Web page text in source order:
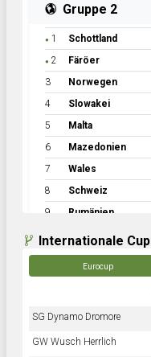
Gruppe 2
● 1 Schottland
● 2 Färöer
3 Norwegen
4 Slowakei
5 Malta
6 Mazedonien
7 Wales
8 Schweiz
9 Rumänien
Internationale
Eurocup
SG Dynamo Dromore
GW Wusch Herrlich